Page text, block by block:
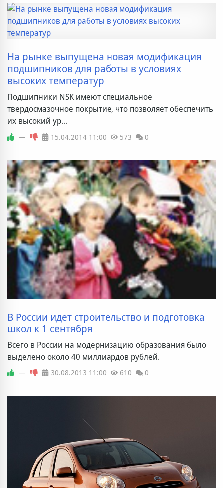
На рынке выпущена новая модификация
подшипников для работы в условиях
высоких температур
Подшипники NSK имеют специальное
твердосмазочное покрытие, что позволяет обеспечить
их высокий ур...
— 15.04.2014 11:00 573 0
В России идет строительство и подготовка
школ к 1 сентября
Всего в России на модернизацию образования было
выделено около 40 миллиардов рублей.
— 30.08.2013 11:00 610 0